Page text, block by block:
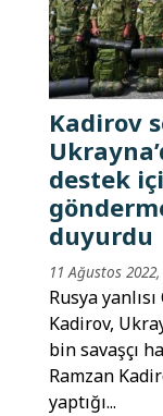
Kadirov
destek
duyurdu
11 Ağustos
Rusya
Kadirov,
bin savaşçı
Ramzan
yaptığı...